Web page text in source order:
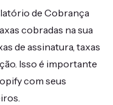
de Cobrança
cobradas na sua
de assinatura, taxas
Isso é importante
com seus